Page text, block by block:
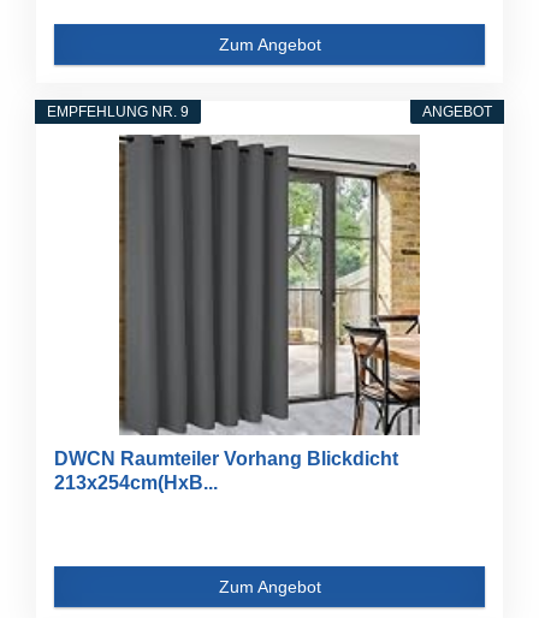
Zum Angebot
ANGEBOT
EMPFEHLUNG NR. 9
DWCN Raumteiler Vorhang Blickdicht
213x254cm(HxB...
Zum Angebot